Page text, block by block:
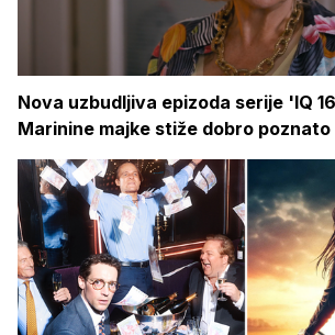
Nova uzbudljiva epizoda serije 'IQ
Marinine majke stiže dobro